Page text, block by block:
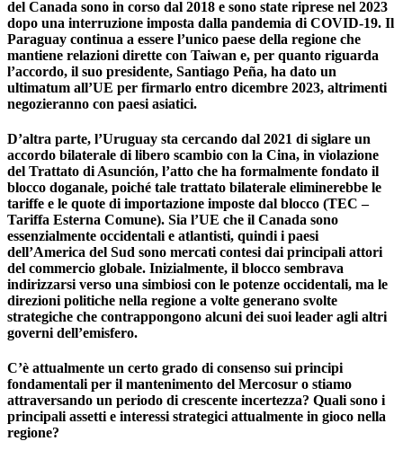
del Canada sono in corso dal 2018 e sono state riprese nel 2023
dopo una interruzione imposta dalla pandemia di COVID-19. Il
Paraguay continua a essere l’unico paese della regione che
mantiene relazioni dirette con Taiwan e, per quanto riguarda
l’accordo, il suo presidente, Santiago Peña, ha dato un
ultimatum all’UE per firmarlo entro dicembre 2023, altrimenti
negozieranno con paesi asiatici.
D’altra parte, l’Uruguay sta cercando dal 2021 di siglare un
accordo bilaterale di libero scambio con la Cina, in violazione
del Trattato di Asunción, l’atto che ha formalmente fondato il
blocco doganale, poiché tale trattato bilaterale eliminerebbe le
tariffe e le quote di importazione imposte dal blocco (TEC –
Tariffa Esterna Comune). Sia l’UE che il Canada sono
essenzialmente occidentali e atlantisti, quindi i paesi
dell’America del Sud sono mercati contesi dai principali attori
del commercio globale. Inizialmente, il blocco sembrava
indirizzarsi verso una simbiosi con le potenze occidentali, ma le
direzioni politiche nella regione a volte generano svolte
strategiche che contrappongono alcuni dei suoi leader agli altri
governi dell’emisfero.
C’è attualmente un certo grado di consenso sui principi
fondamentali per il mantenimento del Mercosur o stiamo
attraversando un periodo di crescente incertezza? Quali sono i
principali assetti e interessi strategici attualmente in gioco nella
regione?